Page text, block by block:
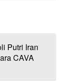
Putri Iran
CAVA